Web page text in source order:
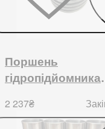
Поршень
гідропідйомника
2 237₴